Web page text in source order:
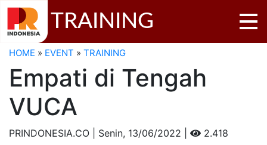
TRAINING
HOME » EVENT » TRAINING
Empati di Tengah
VUCA
PRINDONESIA.CO | Senin, 13/06/2022 | 2.418